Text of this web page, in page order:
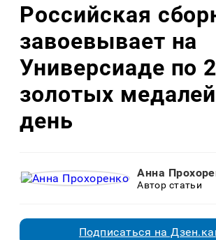
Российская
завоевывает на
Универсиаде по
золотых
день
Анна
Автор статьи
Подписаться на